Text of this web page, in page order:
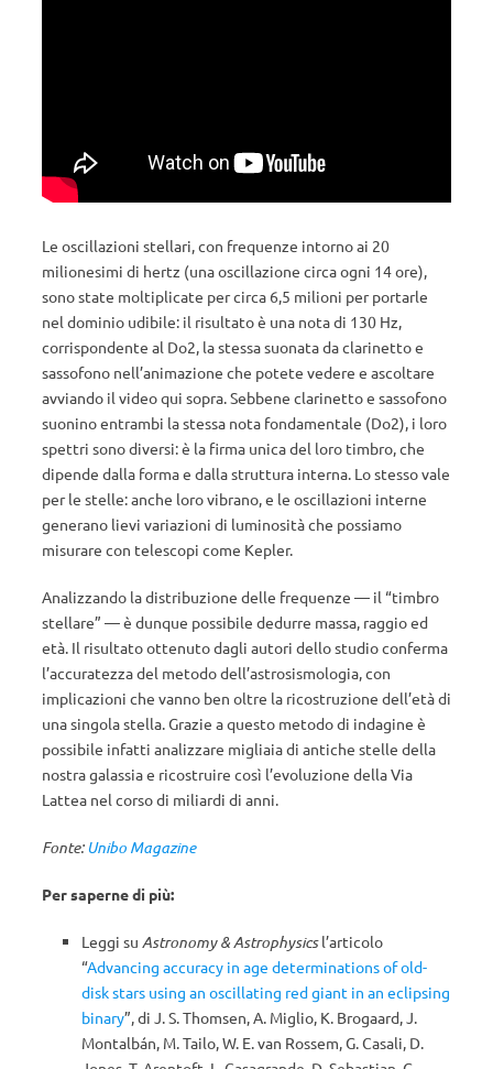
Le oscillazioni stellari, con frequenze intorno ai 20
milionesimi di hertz (una oscillazione circa ogni 14 ore),
sono state moltiplicate per circa 6,5 milioni per portarle
nel dominio udibile: il risultato è una nota di 130 Hz,
corrispondente al Do2, la stessa suonata da clarinetto e
sassofono nell’animazione che potete vedere e ascoltare
avviando il video qui sopra. Sebbene clarinetto e sassofono
suonino entrambi la stessa nota fondamentale (Do2), i loro
spettri sono diversi: è la firma unica del loro timbro, che
dipende dalla forma e dalla struttura interna. Lo stesso vale
per le stelle: anche loro vibrano, e le oscillazioni interne
generano lievi variazioni di luminosità che possiamo
misurare con telescopi come Kepler.
Analizzando la distribuzione delle frequenze — il “timbro
stellare” — è dunque possibile dedurre massa, raggio ed
età. Il risultato ottenuto dagli autori dello studio conferma
l’accuratezza del metodo dell’astrosismologia, con
implicazioni che vanno ben oltre la ricostruzione dell’età di
una singola stella. Grazie a questo metodo di indagine è
possibile infatti analizzare migliaia di antiche stelle della
nostra galassia e ricostruire così l’evoluzione della Via
Lattea nel corso di miliardi di anni.
Fonte:Unibo Magazine
Per saperne di più:
Leggi su Astronomy & Astrophysicsl’articolo
“Advancing accuracy in age determinations of old-
disk stars using an oscillating red giant in an eclipsing
binary”, di J. S. Thomsen, A. Miglio, K. Brogaard, J.
Montalbán, M. Tailo, W. E. van Rossem, G. Casali, D.